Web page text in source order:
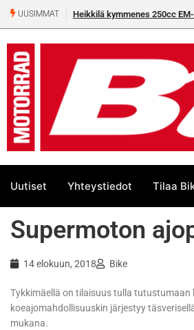
UUSIMMAT Heikkilä kymmenes 250cc
Uutiset Yhteystiedot Tilaa
Supermoton
14 elokuun, 2018 Bike
Tykkimäellä on tilaisuus tulla tutustumaan
koeajomahdollisuuskin järjestyy
mukana.